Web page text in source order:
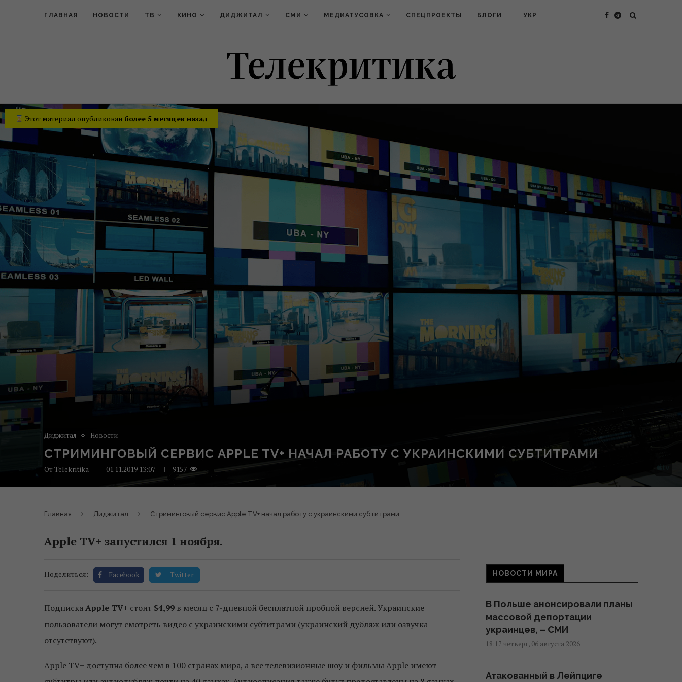
ГЛАВНАЯ НОВОСТИ ТВ КИНО ДИДЖИТАЛ СМИ МЕДИАТУСОВКА СПЕЦПРОЕКТЫ БЛОГИ УКР
Этот материал опубликован более 5 месяцев назад
Диджитал Новости
СТРИМИНГОВЫЙ СЕРВИС APPLE TV+ НАЧАЛ РАБОТУ С УКРАИНСКИМИ СУБТИТРАМИ
ОтTelekritika 01.11.2019 13:07 9157
Главная Диджитал Стриминговый сервис Apple TV+ начал работу с украинскими субтитрами
Apple TV+ запустился 1 ноября.
Поделиться: Facebook Twitter
ПодпискаApple TV+ стоит $4,99 в месяц с 7-дневной бесплатной пробной версией. Украинские
пользователи могут смотреть видео с украинскими субтитрами (украинский дубляж или озвучка
отсутствуют).
Apple TV+ доступна более чем в 100 странах мира, а все телевизионные шоу и фильмы Apple имеют
НОВОСТИ МИРА
В Польше анонсировали планы
массовой депортации
украинцев, – СМИ
18:17 четверг, 06 августа 2026
Атакованный в Лейпциге